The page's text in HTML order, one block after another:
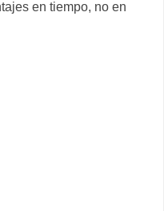
en tiempo, no en